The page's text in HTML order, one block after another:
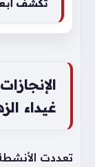
تكشف
غيداء
تعددت